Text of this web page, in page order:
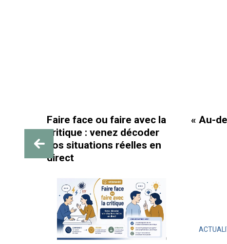
ou faire avec la
venez décoder
réelles en
« Au-delà des paillettes »
ACTUALITÉ ÉVÉNEMENT